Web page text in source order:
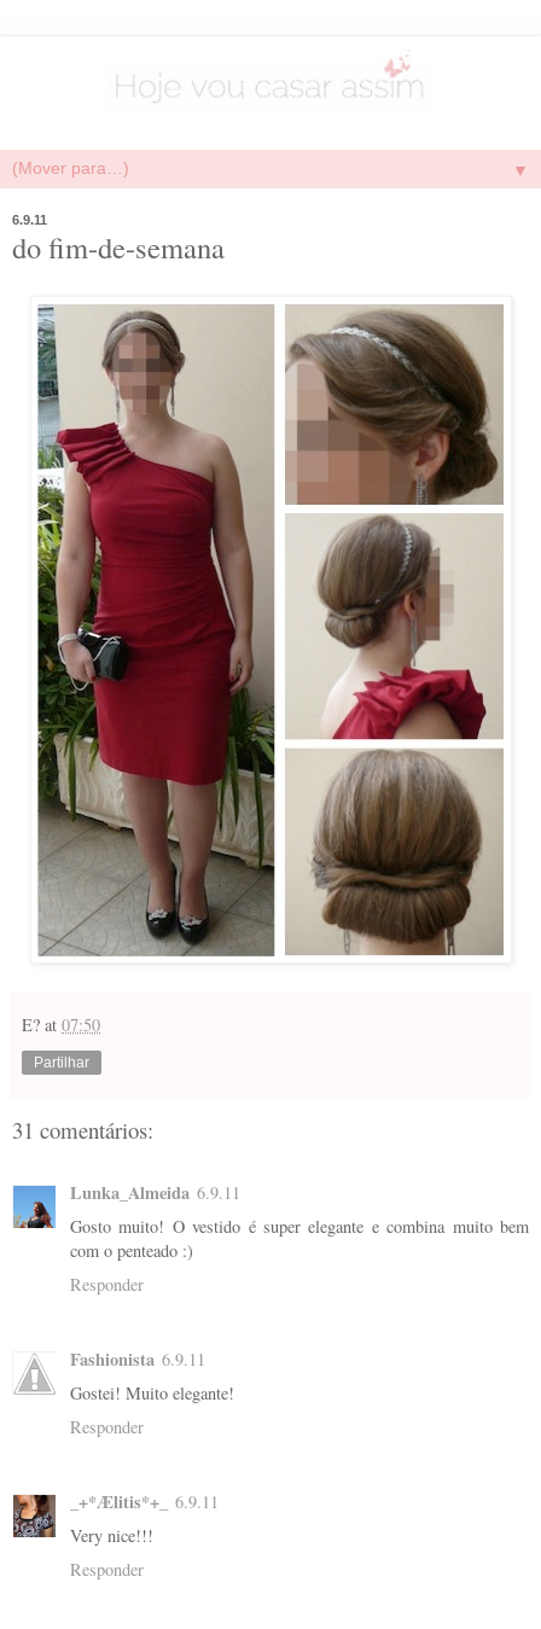
▼
6.9.11
do fim-de-semana
E? at 07:50
Partilhar
31 comentários:
Lunka_Almeida 6.9.11
Gosto muito! O vestido é super elegante e combina muito bem
com o penteado :)
Responder
Fashionista 6.9.11
Gostei! Muito elegante!
Responder
_+*Ælitis*+_
6.9.11
Very nice!!!
Responder